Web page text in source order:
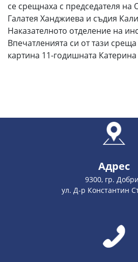
се срещнаха с председателя
Галатея Ханджиева и съдия
Наказателното отделение на
Впечатленията си от тази
картина 11-годишната Катерина
Адрес
9300, гр.
ул. Д-р Константин